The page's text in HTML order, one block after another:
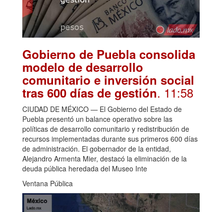
Gobierno de Puebla consolida
modelo de desarrollo
comunitario e inversión social
tras 600 días de gestión. 11:58
CIUDAD DE MÉXICO — El Gobierno del Estado de
Puebla presentó un balance operativo sobre las
políticas de desarrollo comunitario y redistribución de
recursos implementadas durante sus primeros 600 días
de administración. El gobernador de la entidad,
Alejandro Armenta Mier, destacó la eliminación de la
deuda pública heredada del Museo Inte
Ventana Pública